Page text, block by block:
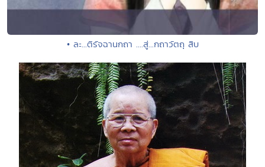
• ละ...ติรัจฉานกถา ....สู่...กถาวัตถุ สิบ